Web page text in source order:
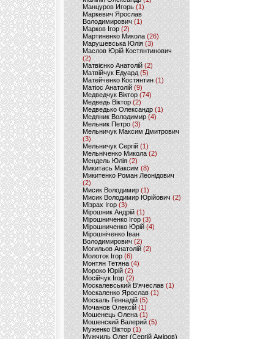
Манцуров Игорь (1)
Маркевич Ярослав
Володимирович (1)
Марков Ігор (2)
Мартиненко Микола (26)
Марушевська Юлія (3)
Маслов Юрій Костянтинович
(2)
Матвієнко Анатолій (2)
Матвійчук Едуард(5)
Матейченко Костянтин (1)
Матіос Анатолій (9)
Медведчук Віктор(74)
Медведь Віктор (2)
Медведько Олександр (1)
Медяник Володимир(4)
Мельник Петро (3)
Мельничук Максим Дмитрович
(3)
Мельничук Сергій (1)
Мельніченко Микола (2)
Мендель Юлія (2)
Микитась Максим (8)
Микитенко Роман Леонідович
(2)
Мисик Володимир (1)
Мисик Володимир Юрійович(2)
Мізрах Ігор(3)
Мірошник Андрій(1)
Мірошниченко Ігор (3)
Мірошниченко Юрій(4)
Мірошніченко Іван
Володимирович (2)
Могильов Анатолій (2)
Молоток Ігор (6)
Монтян Тетяна (4)
Мороко Юрій(2)
Мосійчук Ігор (2)
Москалевський В'ячеслав (1)
Москаленко Ярослав (1)
Москаль Геннадій (5)
Мочанов Олексій(1)
Мошенець Олена(1)
Мошенский Валерий (5)
Муженко Віктор (1)
Мужчиль Олег (Сергій Аміров)